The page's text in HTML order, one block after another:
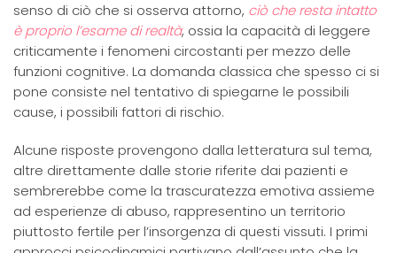
senso di ciò che si osserva attorno, ciò che resta intatto
è proprio l’esame di realtà, ossia la capacità di leggere
criticamente i fenomeni circostanti per mezzo delle
funzioni cognitive. La domanda classica che spesso ci si
pone consiste nel tentativo di spiegarne le possibili
cause, i possibili fattori di rischio.
Alcune risposte provengono dalla letteratura sul tema,
altre direttamente dalle storie riferite dai pazienti e
sembrerebbe come la trascuratezza emotiva assieme
ad esperienze di abuso, rappresentino un territorio
piuttosto fertile per l’insorgenza di questi vissuti. I primi